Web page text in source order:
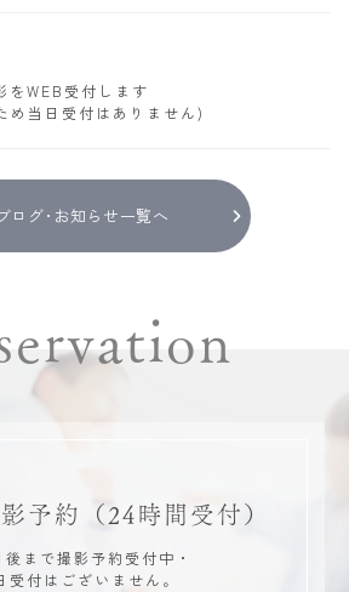
WEB受付します
め当日受付はありません)
ログ･お知らせ一覧へ
予約 （24時間受付）
後まで撮影予約受付中・
受付はございません。